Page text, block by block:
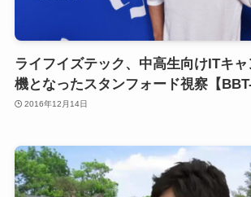
ライフイズテック、中高生向けITキ
機となったスタンフォード視察【BBT-
2016年12月14日